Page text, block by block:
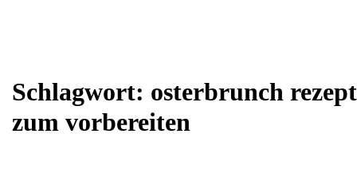
Schlagwort: osterbrunch
zum vorbereiten